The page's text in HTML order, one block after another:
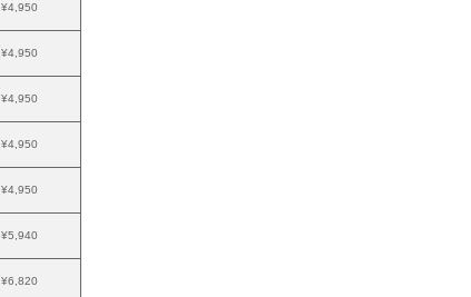
¥4,950
¥4,950
¥4,950
¥4,950
¥4,950
¥5,940
¥6,820